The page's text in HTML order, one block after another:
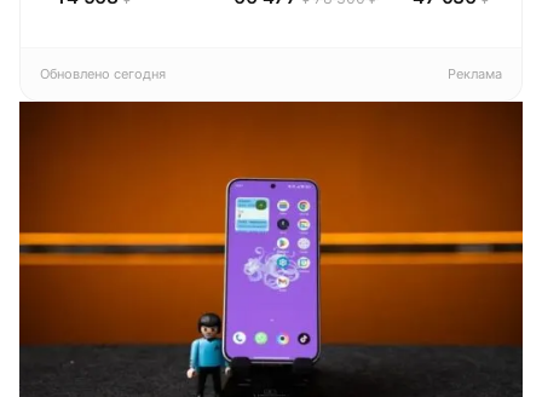
Обновлено сегодня Реклама